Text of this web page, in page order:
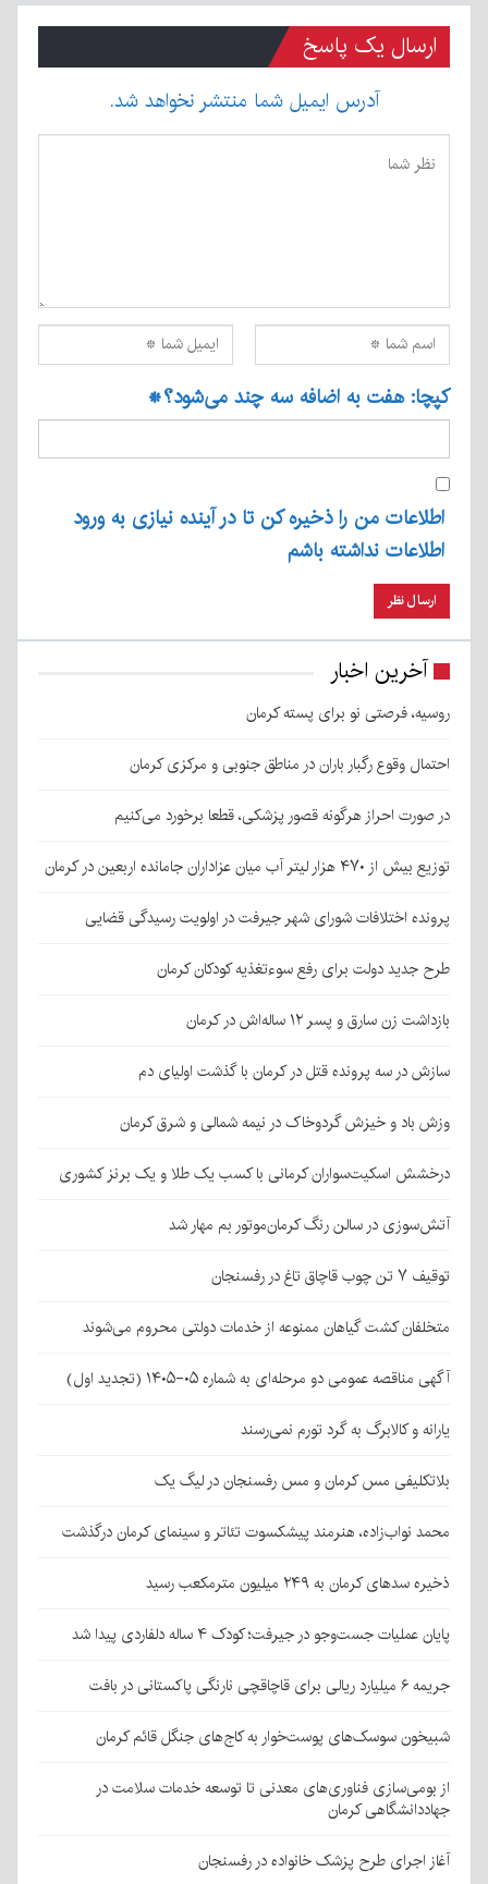
ارسال یک پاسخ
آدرس ایمیل شما منتشر نخواهد شد.
کپچا: هفت به اضافه سه چند می‌شود؟*
اطلاعات من را ذخیره کن تا در آینده نیازی به ورود
اطلاعات نداشته باشم
آخرین اخبار
روسیه، فرصتی نو برای پسته کرمان
احتمال وقوع رگبار باران در مناطق جنوبی و مرکزی کرمان
در صورت احراز هرگونه قصور پزشکی، قطعا برخورد می‌کنیم
توزیع بیش از ۴۷۰ هزار لیتر آب میان عزاداران جامانده اربعین در کرمان
پرونده اختلافات شورای شهر جیرفت در اولویت رسیدگی قضایی
طرح جدید دولت برای رفع سوءتغذیه کودکان کرمان
بازداشت زن سارق و پسر ۱۲ ساله‌اش در کرمان
سازش در سه پرونده قتل در کرمان با گذشت اولیای دم
وزش باد و خیزش گردوخاک در نیمه شمالی و شرق کرمان
درخشش اسکیت‌سواران کرمانی با کسب یک طلا و یک برنز کشوری
آتش‌سوزی در سالن رنگ کرمان‌موتور بم مهار شد
توقیف ۷ تن چوب قاچاق تاغ در رفسنجان
متخلفان کشت گیاهان ممنوعه از خدمات دولتی محروم می‌شوند
آگهی مناقصه عمومی دو مرحله‌ای به شماره ۰۵-۱۴۰۵ (تجدید اول)
یارانه و کالابرگ به گرد تورم نمی‌رسند
بلاتکلیفی مس کرمان و مس رفسنجان در لیگ یک
محمد نواب‌زاده، هنرمند پیشکسوت تئاتر و سینمای کرمان درگذشت
ذخیره سدهای کرمان به ۲۴۹ میلیون مترمکعب رسید
پایان عملیات جست‌وجو در جیرفت؛ کودک ۴ ساله دلفاردی پیدا شد
جریمه ۶ میلیارد ریالی برای قاچاقچی نارنگی پاکستانی در بافت
شبیخون سوسک‌های پوست‌خوار به کاج‌های جنگل قائم کرمان
از بومی‌سازی فناوری‌های معدنی تا توسعه خدمات سلامت در
جهاددانشگاهی کرمان
آغاز اجرای طرح پزشک خانواده در رفسنجان